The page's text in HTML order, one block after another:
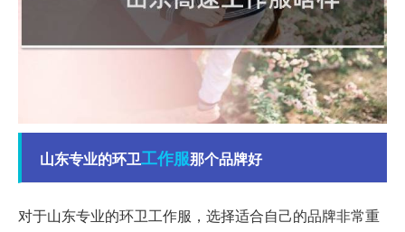
山东专业的环卫工作服那个品牌好
对于山东专业的环卫工作服，选择适合自己的品牌非常重